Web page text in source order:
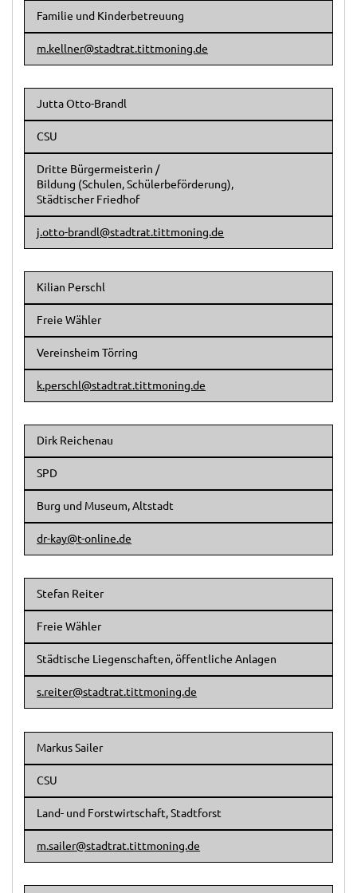
Familie und Kinderbetreuung
m.kellner@stadtrat.tittmoning.de
Jutta Otto-Brandl
CSU
Dritte Bürgermeisterin /
Bildung (Schulen, Schülerbeförderung),
Städtischer Friedhof
j.otto-brandl@stadtrat.tittmoning.de
Kilian Perschl
Freie Wähler
Vereinsheim Törring
k.perschl@stadtrat.tittmoning.de
Dirk Reichenau
SPD
Burg und Museum, Altstadt
dr-kay@t-online.de
Stefan Reiter
Freie Wähler
Städtische Liegenschaften, öffentliche Anlagen
s.reiter@stadtrat.tittmoning.de
Markus Sailer
CSU
Land- und Forstwirtschaft, Stadtforst
m.sailer@stadtrat.tittmoning.de